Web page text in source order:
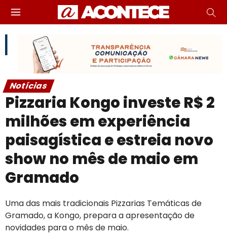
Notícias
Pizzaria Kongo investe R$ 2
milhões em experiência
paisagística e estreia novo
show no mês de maio em
Gramado
Uma das mais tradicionais Pizzarias Temáticas de
Gramado, a Kongo, prepara a apresentação de
novidades para o mês de maio.